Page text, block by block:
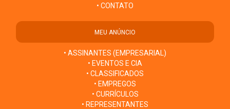
• CONTATO
MEU ANÚNCIO
• ASSINANTES (EMPRESARIAL)
• EVENTOS E CIA
• CLASSIFICADOS
• EMPREGOS
• CURRÍCULOS
• REPRESENTANTES